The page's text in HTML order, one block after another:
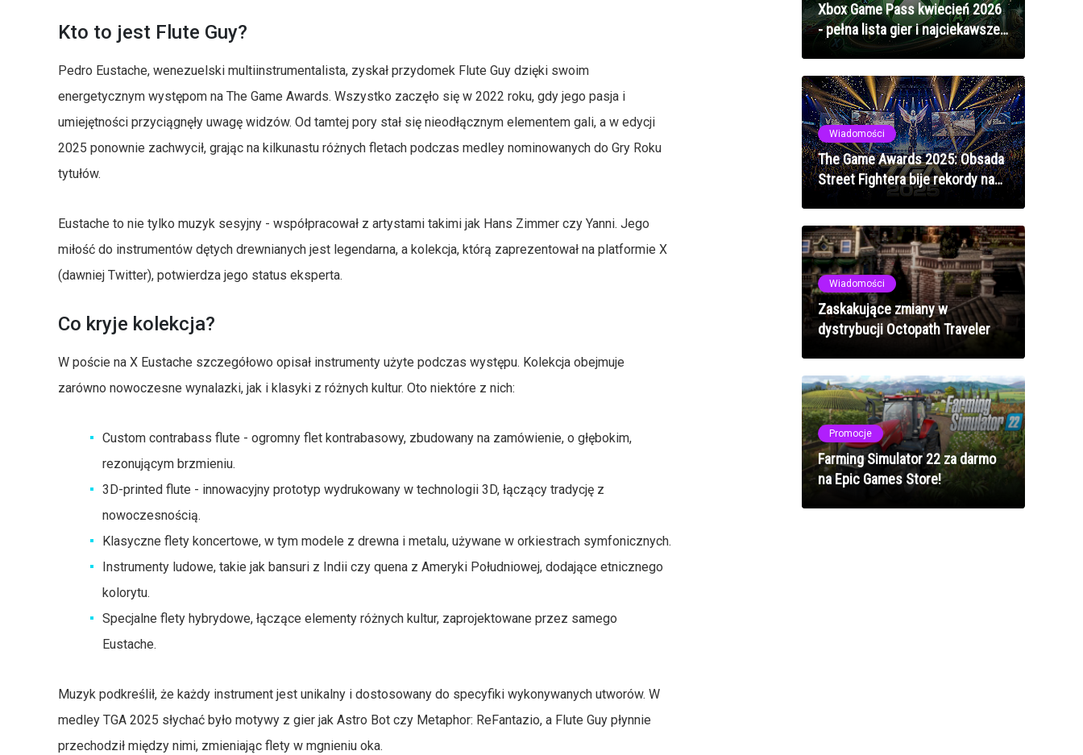
Kto to jest Flute Guy?
Pedro Eustache, wenezuelski multiinstrumentalista, zyskał przydomek Flute Guy dzięki swoim
energetycznym występom na The Game Awards. Wszystko zaczęło się w 2022 roku, gdy jego pasja i
umiejętności przyciągnęły uwagę widzów. Od tamtej pory stał się nieodłącznym elementem gali, a w edycji
2025 ponownie zachwycił, grając na kilkunastu różnych fletach podczas medley nominowanych do Gry Roku
tytułów.
Eustache to nie tylko muzyk sesyjny - współpracował z artystami takimi jak Hans Zimmer czy Yanni. Jego
miłość do instrumentów dętych drewnianych jest legendarna, a kolekcja, którą zaprezentował na platformie X
(dawniej Twitter), potwierdza jego status eksperta.
Co kryje kolekcja?
W poście na X Eustache szczegółowo opisał instrumenty użyte podczas występu. Kolekcja obejmuje
zarówno nowoczesne wynalazki, jak i klasyki z różnych kultur. Oto niektóre z nich:
Custom contrabass flute - ogromny flet kontrabasowy, zbudowany na zamówienie, o głębokim,
rezonującym brzmieniu.
3D-printed flute - innowacyjny prototyp wydrukowany w technologii 3D, łączący tradycję z
nowoczesnością.
Klasyczne flety koncertowe, w tym modele z drewna i metalu, używane w orkiestrach symfonicznych.
Instrumenty ludowe, takie jak bansuri z Indii czy quena z Ameryki Południowej, dodające etnicznego
kolorytu.
Specjalne flety hybrydowe, łączące elementy różnych kultur, zaprojektowane przez samego
Eustache.
Muzyk podkreślił, że każdy instrument jest unikalny i dostosowany do specyfiki wykonywanych utworów. W
medley TGA 2025 słychać było motywy z gier jak Astro Bot czy Metaphor: ReFantazio, a Flute Guy płynnie
przechodził między nimi, zmieniając flety w mgnieniu oka.
Xbox Game Pass kwiecień 2026
- pełna lista gier i najciekawsze
premiery
Wiadomości
The Game Awards 2025: Obsada
Street Fightera bije rekordy na
scenie - epicka prezentacja
Wiadomości
Zaskakujące zmiany w
dystrybucji Octopath Traveler
Promocje
Farming Simulator 22 za darmo
na Epic Games Store!